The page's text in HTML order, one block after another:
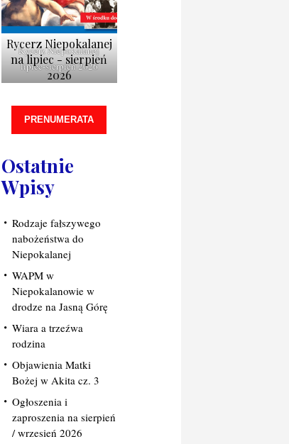
Rycerz Niepokalanej
lipiec-sierpień 2026
Rycerz Niepokalanej
na lipiec - sierpień
2026
PRENUMERATA
Ostatnie
Wpisy
Rodzaje fałszywego
nabożeństwa do
Niepokalanej
WAPM w
Niepokalanowie w
drodze na Jasną Górę
Wiara a trzeźwa
rodzina
Objawienia Matki
Bożej w Akita cz. 3
Ogłoszenia i
zaproszenia na sierpień
/ wrzesień 2026